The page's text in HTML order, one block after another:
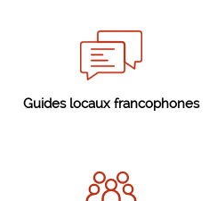
Guides locaux francophones